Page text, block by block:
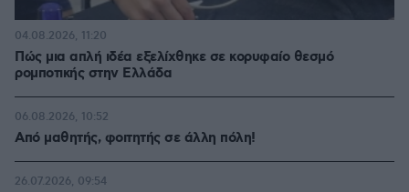
Πώς μια απλή ιδέα εξελίχθηκε σε κορυφαίο θεσμό
ρομποτικής στην Ελλάδα
04.08.2026, 11:20
Από μαθητής, φοιτητής σε άλλη πόλη!
06.08.2026, 10:52
26.07.2026, 09:54